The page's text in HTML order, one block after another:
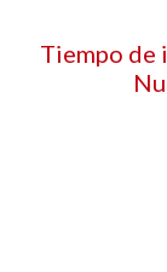
Tiempo de